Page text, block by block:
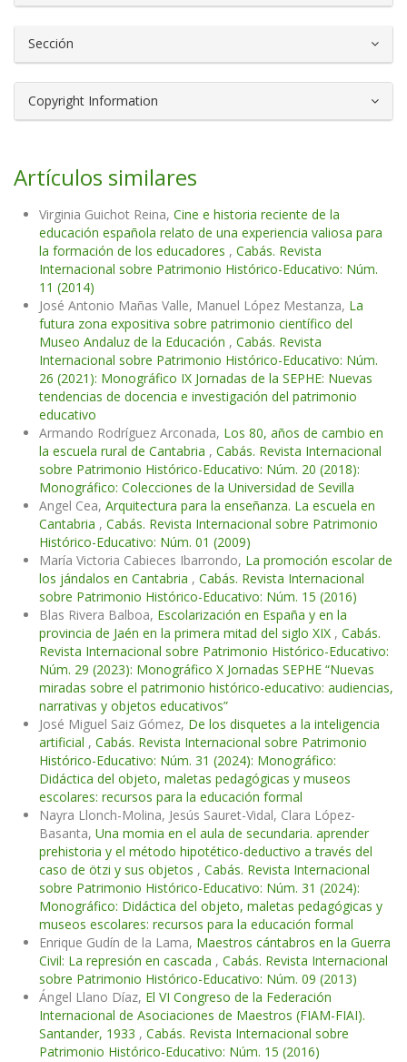
Sección
Copyright Information
Artículos similares
Virginia Guichot Reina, Cine e historia reciente de la
educación española relato de una experiencia valiosa para
la formación de los educadores , Cabás. Revista
Internacional sobre Patrimonio Histórico-Educativo: Núm.
11 (2014)
José Antonio Mañas Valle, Manuel López Mestanza, La
futura zona expositiva sobre patrimonio científico del
Museo Andaluz de la Educación , Cabás. Revista
Internacional sobre Patrimonio Histórico-Educativo: Núm.
26 (2021): Monográfico IX Jornadas de la SEPHE: Nuevas
tendencias de docencia e investigación del patrimonio
educativo
Armando Rodríguez Arconada, Los 80, años de cambio en
la escuela rural de Cantabria , Cabás. Revista Internacional
sobre Patrimonio Histórico-Educativo: Núm. 20 (2018):
Monográfico: Colecciones de la Universidad de Sevilla
Angel Cea, Arquitectura para la enseñanza. La escuela en
Cantabria , Cabás. Revista Internacional sobre Patrimonio
Histórico-Educativo: Núm. 01 (2009)
María Victoria Cabieces Ibarrondo, La promoción escolar de
los jándalos en Cantabria , Cabás. Revista Internacional
sobre Patrimonio Histórico-Educativo: Núm. 15 (2016)
Blas Rivera Balboa, Escolarización en España y en la
provincia de Jaén en la primera mitad del siglo XIX , Cabás.
Revista Internacional sobre Patrimonio Histórico-Educativo:
Núm. 29 (2023): Monográfico X Jornadas SEPHE “Nuevas
miradas sobre el patrimonio histórico-educativo: audiencias,
narrativas y objetos educativos”
José Miguel Saiz Gómez, De los disquetes a la inteligencia
artificial , Cabás. Revista Internacional sobre Patrimonio
Histórico-Educativo: Núm. 31 (2024): Monográfico:
Didáctica del objeto, maletas pedagógicas y museos
escolares: recursos para la educación formal
Nayra Llonch-Molina, Jesús Sauret-Vidal, Clara López-
Basanta, Una momia en el aula de secundaria. aprender
prehistoria y el método hipotético-deductivo a través del
caso de ötzi y sus objetos , Cabás. Revista Internacional
sobre Patrimonio Histórico-Educativo: Núm. 31 (2024):
Monográfico: Didáctica del objeto, maletas pedagógicas y
museos escolares: recursos para la educación formal
Enrique Gudín de la Lama, Maestros cántabros en la Guerra
Civil: La represión en cascada , Cabás. Revista Internacional
sobre Patrimonio Histórico-Educativo: Núm. 09 (2013)
Ángel Llano Díaz, El VI Congreso de la Federación
Internacional de Asociaciones de Maestros (FIAM-FIAI).
Santander, 1933 , Cabás. Revista Internacional sobre
Patrimonio Histórico-Educativo: Núm. 15 (2016)